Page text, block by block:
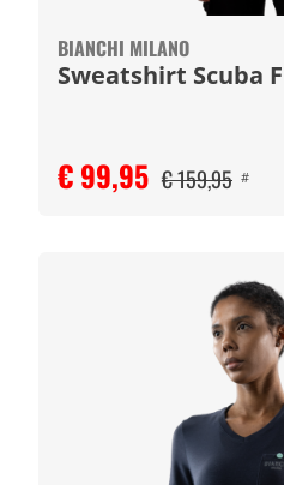
BIANCHI MILANO
Sweatshirt Scuba
€ 99,95 € 159,95 #